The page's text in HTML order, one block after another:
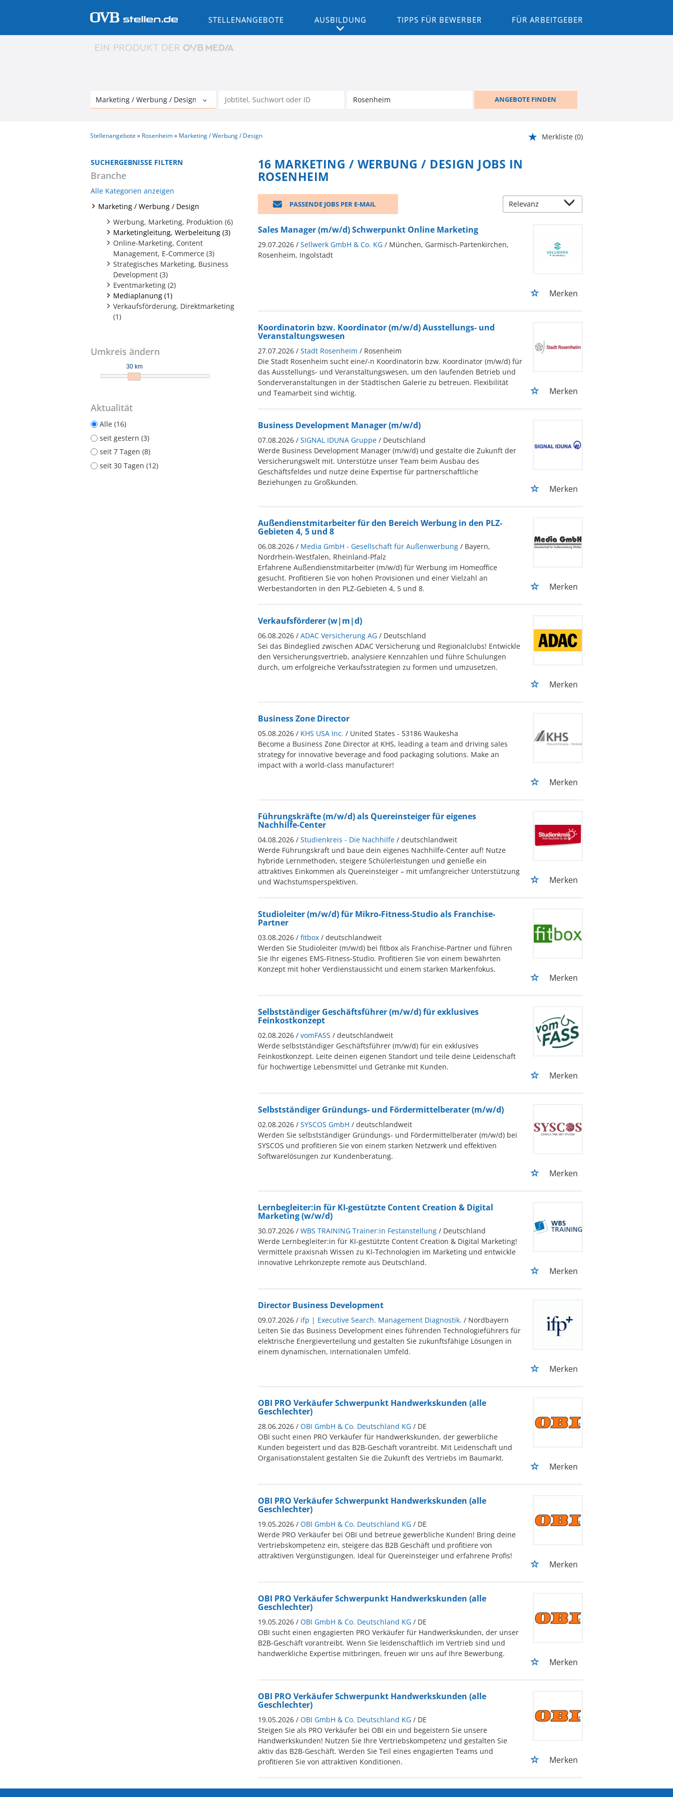
STELLENANGEBOTE AUSBILDUNG TIPPS FÜR BEWERBER FÜR ARBEITGEBER
ANGEBOTE FINDEN
Stellenangebote Rosenheim Marketing / Werbung / Design Merkliste (0)
SUCHERGEBNISSE FILTERN
Branche
Alle Kategorien anzeigen
Marketing / Werbung / Design
Werbung, Marketing, Produktion (6)
Marketingleitung, Werbeleitung (3)
Online-Marketing, Content
Management, E-Commerce (3)
Strategisches Marketing, Business
Development (3)
Eventmarketing (2)
Mediaplanung (1)
Verkaufsförderung, Direktmarketing
(1)
Umkreis ändern
30 km
Aktualität
Alle (16)
seit gestern (3)
seit 7 Tagen (8)
seit 30 Tagen (12)
16 MARKETING / WERBUNG / DESIGN JOBS IN
ROSENHEIM
PASSENDE JOBS PER E-MAIL
Sales Manager (m/w/d) Schwerpunkt Online Marketing
29.07.2026 / Sellwerk GmbH & Co. KG / München, Garmisch-Partenkirchen,
Rosenheim, Ingolstadt
Merken
Koordinatorin bzw. Koordinator (m/w/d) Ausstellungs- und
Veranstaltungswesen
27.07.2026 / Stadt Rosenheim / Rosenheim
Die Stadt Rosenheim sucht eine/-n Koordinatorin bzw. Koordinator (m/w/d) für
das Ausstellungs- und Veranstaltungswesen, um den laufenden Betrieb und
Sonderveranstaltungen in der Städtischen Galerie zu betreuen. Flexibilität
und Teamarbeit sind wichtig.
Merken
Business Development Manager (m/w/d)
07.08.2026 / SIGNAL IDUNA Gruppe / Deutschland
Werde Business Development Manager (m/w/d) und gestalte die Zukunft der
Versicherungswelt mit. Unterstütze unser Team beim Ausbau des
Geschäftsfeldes und nutze deine Expertise für partnerschaftliche
Beziehungen zu Großkunden.
Merken
Außendienstmitarbeiter für den Bereich Werbung in den PLZ-
Gebieten 4, 5 und 8
06.08.2026 / Media GmbH - Gesellschaft für Außenwerbung / Bayern,
Nordrhein-Westfalen, Rheinland-Pfalz
Erfahrene Außendienstmitarbeiter (m/w/d) für Werbung im Homeoffice
gesucht. Profitieren Sie von hohen Provisionen und einer Vielzahl an
Werbestandorten in den PLZ-Gebieten 4, 5 und 8.
Merken
Verkaufsförderer (w|m|d)
06.08.2026 / ADAC Versicherung AG / Deutschland
Sei das Bindeglied zwischen ADAC Versicherung und Regionalclubs! Entwickle
den Versicherungsvertrieb, analysiere Kennzahlen und führe Schulungen
durch, um erfolgreiche Verkaufsstrategien zu formen und umzusetzen.
Merken
Business Zone Director
05.08.2026 / KHS USA Inc. / United States - 53186 Waukesha
Become a Business Zone Director at KHS, leading a team and driving sales
strategy for innovative beverage and food packaging solutions. Make an
impact with a world-class manufacturer!
Merken
Führungskräfte (m/w/d) als Quereinsteiger für eigenes
Nachhilfe-Center
04.08.2026 / Studienkreis - Die Nachhilfe / deutschlandweit
Werde Führungskraft und baue dein eigenes Nachhilfe-Center auf! Nutze
hybride Lernmethoden, steigere Schülerleistungen und genieße ein
attraktives Einkommen als Quereinsteiger – mit umfangreicher Unterstützung
und Wachstumsperspektiven.
Merken
Studioleiter (m/w/d) für Mikro-Fitness-Studio als Franchise-
Partner
03.08.2026 / fitbox / deutschlandweit
Werden Sie Studioleiter (m/w/d) bei fitbox als Franchise-Partner und führen
Sie Ihr eigenes EMS-Fitness-Studio. Profitieren Sie von einem bewährten
Konzept mit hoher Verdienstaussicht und einem starken Markenfokus.
Merken
Selbstständiger Geschäftsführer (m/w/d) für exklusives
Feinkostkonzept
02.08.2026 / vomFASS / deutschlandweit
Werde selbstständiger Geschäftsführer (m/w/d) für ein exklusives
Feinkostkonzept. Leite deinen eigenen Standort und teile deine Leidenschaft
für hochwertige Lebensmittel und Getränke mit Kunden.
Merken
Selbstständiger Gründungs- und Fördermittelberater (m/w/d)
02.08.2026 / SYSCOS GmbH / deutschlandweit
Werden Sie selbstständiger Gründungs- und Fördermittelberater (m/w/d) bei
SYSCOS und profitieren Sie von einem starken Netzwerk und effektiven
Softwarelösungen zur Kundenberatung.
Merken
Lernbegleiter:in für KI-gestützte Content Creation & Digital
Marketing (w/w/d)
30.07.2026 / WBS TRAINING Trainer:in Festanstellung / Deutschland
Werde Lernbegleiter:in für KI-gestützte Content Creation & Digital Marketing!
Vermittele praxisnah Wissen zu KI-Technologien im Marketing und entwickle
innovative Lehrkonzepte remote aus Deutschland.
Merken
Director Business Development
09.07.2026 / ifp | Executive Search. Management Diagnostik. / Nordbayern
Leiten Sie das Business Development eines führenden Technologieführers für
elektrische Energieverteilung und gestalten Sie zukunftsfähige Lösungen in
einem dynamischen, internationalen Umfeld.
Merken
OBI PRO Verkäufer Schwerpunkt Handwerkskunden (alle
Geschlechter)
28.06.2026 / OBI GmbH & Co. Deutschland KG / DE
OBI sucht einen PRO Verkäufer für Handwerkskunden, der gewerbliche
Kunden begeistert und das B2B-Geschäft vorantreibt. Mit Leidenschaft und
Organisationstalent gestalten Sie die Zukunft des Vertriebs im Baumarkt.
Merken
OBI PRO Verkäufer Schwerpunkt Handwerkskunden (alle
Geschlechter)
19.05.2026 / OBI GmbH & Co. Deutschland KG / DE
Werde PRO Verkäufer bei OBI und betreue gewerbliche Kunden! Bring deine
Vertriebskompetenz ein, steigere das B2B Geschäft und profitiere von
attraktiven Vergünstigungen. Ideal für Quereinsteiger und erfahrene Profis!
Merken
OBI PRO Verkäufer Schwerpunkt Handwerkskunden (alle
Geschlechter)
19.05.2026 / OBI GmbH & Co. Deutschland KG / DE
OBI sucht einen engagierten PRO Verkäufer für Handwerkskunden, der unser
B2B-Geschäft vorantreibt. Wenn Sie leidenschaftlich im Vertrieb sind und
handwerkliche Expertise mitbringen, freuen wir uns auf Ihre Bewerbung.
Merken
OBI PRO Verkäufer Schwerpunkt Handwerkskunden (alle
Geschlechter)
19.05.2026 / OBI GmbH & Co. Deutschland KG / DE
Steigen Sie als PRO Verkäufer bei OBI ein und begeistern Sie unsere
Handwerkskunden! Nutzen Sie Ihre Vertriebskompetenz und gestalten Sie
aktiv das B2B-Geschäft. Werden Sie Teil eines engagierten Teams und
profitieren Sie von attraktiven Konditionen.
Merken